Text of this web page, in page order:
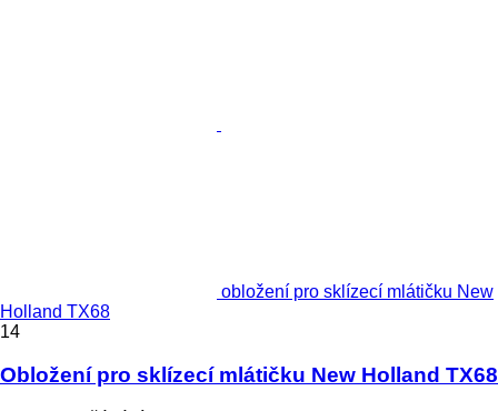
obložení pro sklízecí mlátičku New
Holland TX68
14
Obložení pro sklízecí mlátičku New Holland TX68